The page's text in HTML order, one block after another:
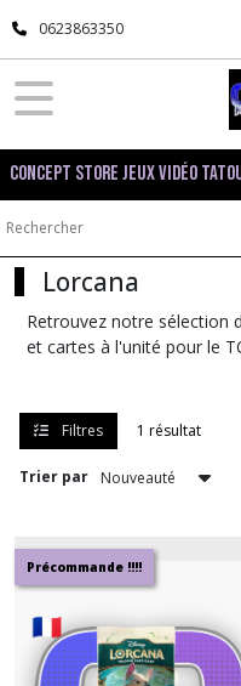
0623863350
Concept Store Jeux Vidéo
Lorcana
Retrouvez notre sélection
et cartes à l'unité pour le
Filtres 1 résultat
Trier par
Précommande !!!!
Fermer
FILTRES
Tous
les
Jeux
société
TCG
de
plateau
et
de
Pokémon
(18)